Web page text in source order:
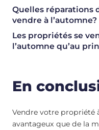
Quelles réparations
vendre à l’automne?
Les propriétés se
l’automne qu’au
En
Vendre votre propriété
avantageux que de la